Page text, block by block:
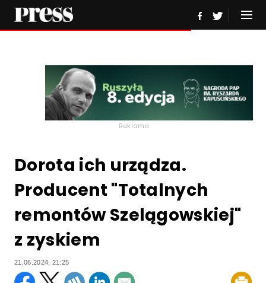
Reklama
Dorota ich urządza.
Producent "Totalnych
remontów Szelągowskiej"
z zyskiem
21.06.2024, 21:25